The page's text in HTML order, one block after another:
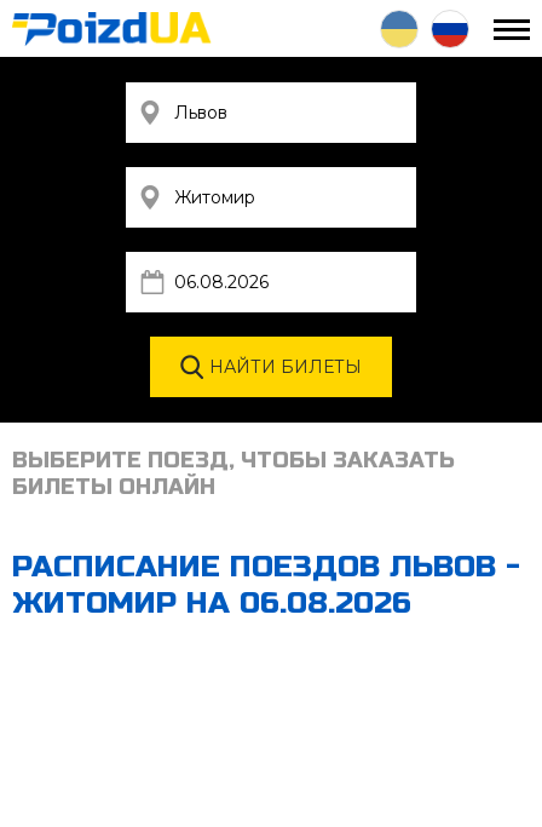
ВЫБЕРИТЕ ПОЕЗД, ЧТОБЫ ЗАКАЗАТЬ
БИЛЕТЫ ОНЛАЙН
РАСПИСАНИЕ ПОЕЗДОВ ЛЬВОВ -
ЖИТОМИР НА 06.08.2026